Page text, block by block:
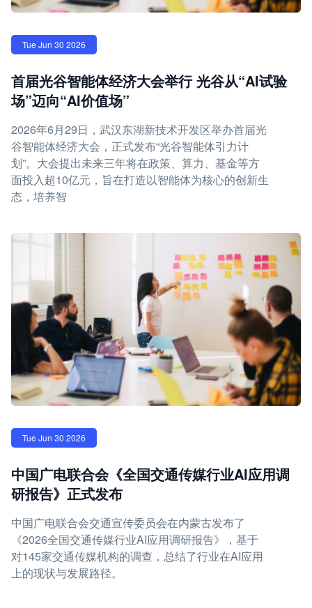
Tue Jun 30 2026
首届光谷智能体经济大会举行 光谷从“AI试验
场”迈向“AI价值场”
2026年6月29日，武汉东湖新技术开发区举办首届光
谷智能体经济大会，正式发布“光谷智能体引力计
划”。大会提出未来三年将在政策、算力、基金等方
面投入超10亿元，旨在打造以智能体为核心的创新生
态，培养智
Tue Jun 30 2026
中国广电联合会《全国交通传媒行业AI应用调
研报告》正式发布
中国广电联合会交通宣传委员会在内蒙古发布了
《2026全国交通传媒行业AI应用调研报告》，基于
对145家交通传媒机构的调查，总结了行业在AI应用
上的现状与发展路径。